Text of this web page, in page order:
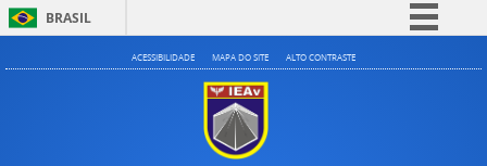
BRASIL
Simplifique!
ACESSIBILIDADE MAPA DO SITE ALTO CONTRASTE